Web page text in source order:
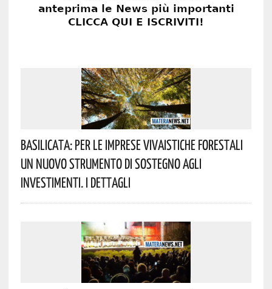
Basilicata: Per Le Imprese Vivaistiche Forestali
Un Nuovo Strumento Di Sostegno Agli
Investimenti. I Dettagli